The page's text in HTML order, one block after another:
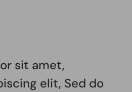
sit amet,
elit, Sed do